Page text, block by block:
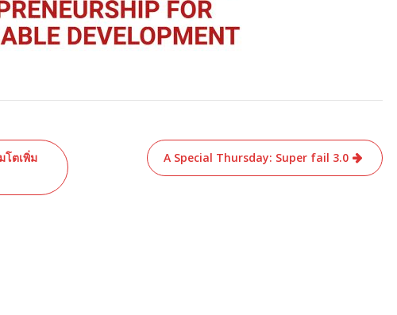
โตเพิ่ม
A Special Thursday: Super fail 3.0